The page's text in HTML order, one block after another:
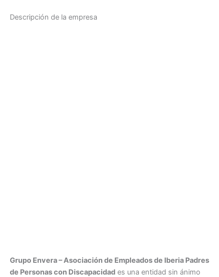
Descripción de la empresa
Grupo Envera – Asociación de Empleados de Iberia Padres
de Personas con Discapacidad es una entidad sin ánimo